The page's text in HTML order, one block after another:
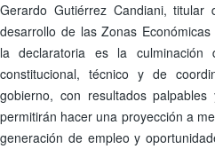
Gerardo Gutiérrez Candiani,
desarrollo de las Zonas
la declaratoria es la
constitucional, técnico y de
gobierno, con resultados
permitirán hacer una proyección a
generación de empleo y